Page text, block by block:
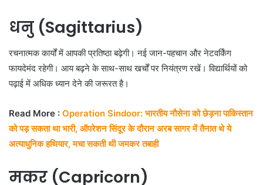
धनु (Sagittarius)
रचनात्मक कार्यों में आपकी प्रतिष्ठा बढ़ेगी। नई जान-पहचान और नेटवर्किंग
फायदेमंद रहेगी। आय बढ़ने के साथ-साथ खर्चों पर नियंत्रण रखें। विद्यार्थियों को
पढ़ाई में अधिक ध्यान देने की जरूरत है।
Read More : Operation Sindoor: भारतीय नौसेना को छेड़ना पाकिस्तान
को पड़ सकता था भारी, ऑपरेशन सिंदूर के दौरान अरब सागर में तैनात थे ये
अत्याधुनिक हथियार, मचा सकती थी जमकर तबाही
मकर (Capricorn)